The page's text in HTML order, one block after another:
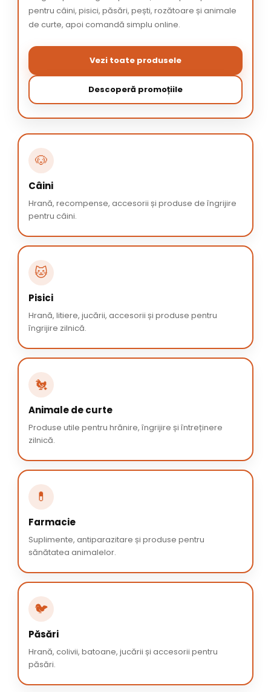
pentru câini, pisici, păsări, pești, rozătoare și animale
de curte, apoi comandă simplu online.
Vezi toate produsele
Descoperă promoțiile
🐶
Câini
Hrană, recompense, accesorii și produse de îngrijire
pentru câini.
🐱
Pisici
Hrană, litiere, jucării, accesorii și produse pentru
îngrijire zilnică.
🐔
Animale de curte
Produse utile pentru hrănire, îngrijire și întreținere
zilnică.
💊
Farmacie
Suplimente, antiparazitare și produse pentru
sănătatea animalelor.
🐦
Păsări
Hrană, colivii, batoane, jucării și accesorii pentru
păsări.